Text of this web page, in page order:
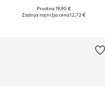
Razpoložljive velikosti: XS, S, M, L, XL, XXL
Prvotno: 19,90 €
Zadnja najnižja cena12,72 €